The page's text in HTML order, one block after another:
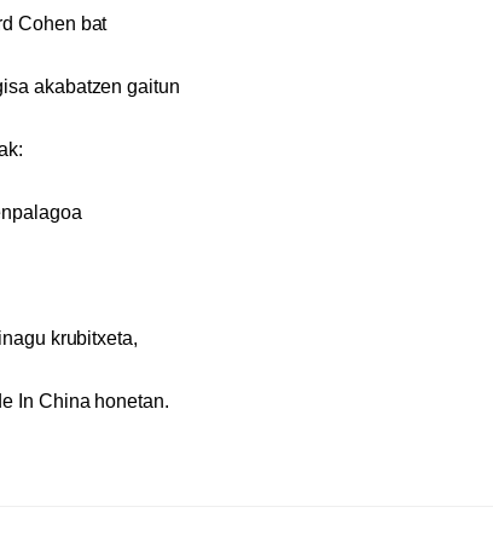
Cohen bat
akabatzen gaitun
krubitxeta,
In China honetan.